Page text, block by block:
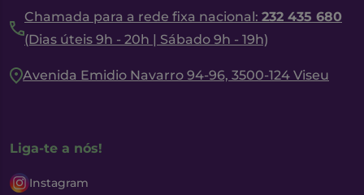
Chamada para a rede fixa nacional: 232 435 680
(Dias úteis 9h - 20h | Sábado 9h - 19h)
Avenida Emidio Navarro 94-96, 3500-124 Viseu
Liga-te a nós!
Instagram